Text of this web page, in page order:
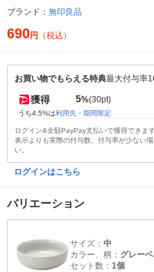
ブランド： 無印良品
690円 （税込）
お買い物でもらえる特典最大付与率
獲得 5%(30pt)
うち4.5%は利用先・期間限定
ログイン&全額PayPay支払いで獲得できま
表示よりも実際の付与数、付与率が少ない
い。
ログインはこちら
バリエーション
サイズ： 中
カラー、柄： グレー
セット数： 1個